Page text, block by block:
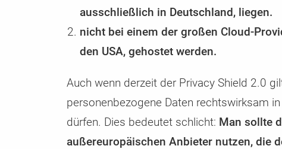
ausschließlich in Deutschland, liegen.
nicht bei einem der großen Cloud-
den USA, gehostet werden.
Auch wenn derzeit der Privacy Shield 2.0
personenbezogene Daten rechtswirksam
dürfen. Dies bedeutet schlicht: Man sollte
außereuropäischen Anbieter nutzen, die